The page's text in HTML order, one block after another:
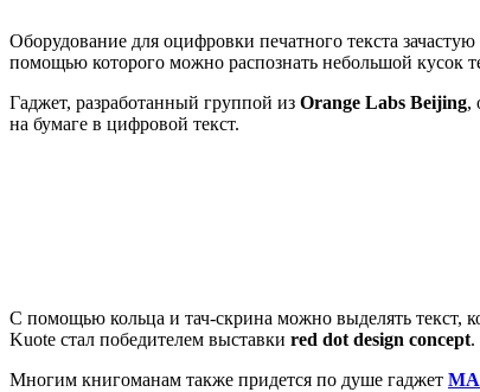
Оборудование для оцифровки печатного текста
помощью которого можно распознать небольшой кусок
Гаджет, разработанный группой из Orange Labs Beijing,
на бумаге в цифровой текст.
С помощью кольца и тач-скрина можно выделять текст,
Kuote стал победителем выставки red dot design concept.
Многим книгоманам также придется по душе гаджет